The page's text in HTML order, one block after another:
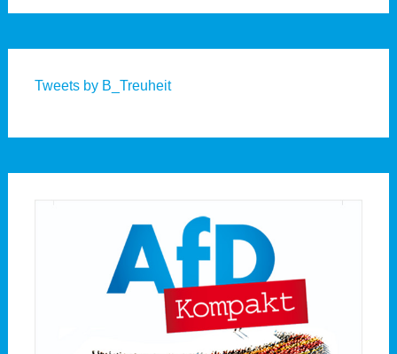
Tweets by B_Treuheit